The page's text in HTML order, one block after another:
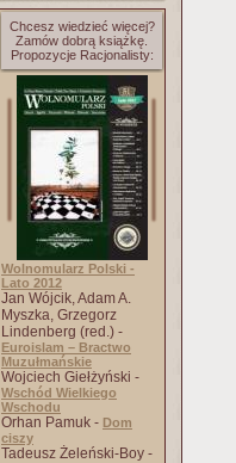
Chcesz wiedzieć więcej?
Zamów dobrą książkę.
Propozycje Racjonalisty:
Wolnomularz Polski -
Lato 2012
Jan Wójcik, Adam A.
Myszka, Grzegorz
Lindenberg (red.) -
Euroislam – Bractwo
Muzułmańskie
Wojciech Giełżyński -
Wschód Wielkiego
Wschodu
Orhan Pamuk - Dom
ciszy
Tadeusz Żeleński-Boy -